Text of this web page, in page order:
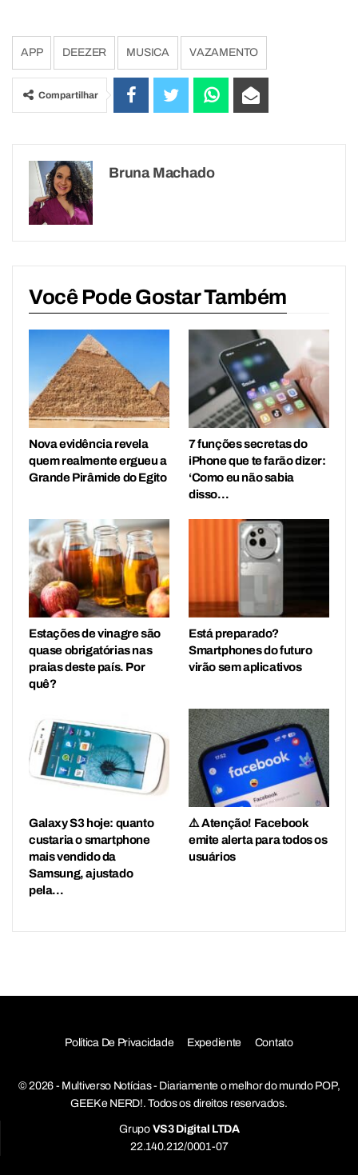
APP DEEZER MUSICA VAZAMENTO
Compartilhar
Bruna Machado
Você Pode Gostar Também
Nova evidência revela
quem realmente ergueu a
Grande Pirâmide do Egito
7 funções secretas do
iPhone que te farão dizer:
‘Como eu não sabia
disso…
Estações de vinagre são
quase obrigatórias nas
praias deste país. Por
quê?
Está preparado?
Smartphones do futuro
virão sem aplicativos
Galaxy S3 hoje: quanto
custaria o smartphone
mais vendido da
Samsung, ajustado
pela…
⚠️ Atenção! Facebook
emite alerta para todos os
usuários
Política De Privacidade Expediente Contato
© 2026 - Multiverso Notícias - Diariamente o melhor do mundo POP,
GEEK e NERD!. Todos os direitos reservados.
Grupo VS3 Digital LTDA
22.140.212/0001-07